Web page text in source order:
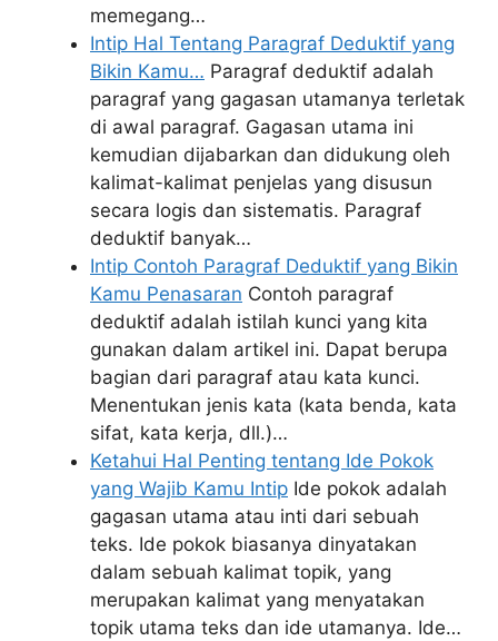
memegang…
Intip Hal Tentang Paragraf Deduktif yang
Bikin Kamu… Paragraf deduktif adalah
paragraf yang gagasan utamanya terletak
di awal paragraf. Gagasan utama ini
kemudian dijabarkan dan didukung oleh
kalimat-kalimat penjelas yang disusun
secara logis dan sistematis. Paragraf
deduktif banyak…
Intip Contoh Paragraf Deduktif yang Bikin
Kamu Penasaran Contoh paragraf
deduktif adalah istilah kunci yang kita
gunakan dalam artikel ini. Dapat berupa
bagian dari paragraf atau kata kunci.
Menentukan jenis kata (kata benda, kata
sifat, kata kerja, dll.)…
Ketahui Hal Penting tentang Ide Pokok
yang Wajib Kamu Intip Ide pokok adalah
gagasan utama atau inti dari sebuah
teks. Ide pokok biasanya dinyatakan
dalam sebuah kalimat topik, yang
merupakan kalimat yang menyatakan
topik utama teks dan ide utamanya. Ide…